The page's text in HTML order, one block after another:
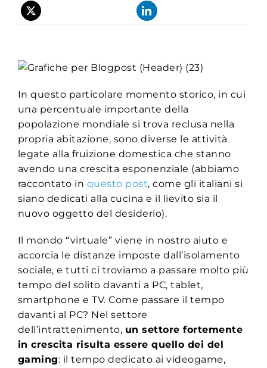
In questo particolare momento storico, in cui
una percentuale importante della
popolazione mondiale si trova reclusa nella
propria abitazione, sono diverse le attività
legate alla fruizione domestica che stanno
avendo una crescita esponenziale (abbiamo
raccontato in questo post, come gli italiani si
siano dedicati alla cucina e il lievito sia il
nuovo oggetto del desiderio).
Il mondo “virtuale” viene in nostro aiuto e
accorcia le distanze imposte dall’isolamento
sociale, e tutti ci troviamo a passare molto più
tempo del solito davanti a PC, tablet,
smartphone e TV. Come passare il tempo
davanti al PC? Nel settore
dell’intrattenimento, un settore fortemente
in crescita risulta essere quello dei del
gaming: il tempo dedicato ai videogame,